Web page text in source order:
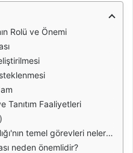
Rolü ve Önemi
Tanıtım Faaliyetleri
temel görevleri nelerdir?
neden önemlidir?